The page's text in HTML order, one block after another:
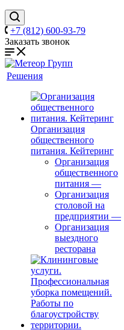
+7 (812) 600-93-79
Заказать звонок
Решения
Организация
общественного
питания. Кейтеринг
Организация
общественного
питания —
Организация
столовой на
предприятии —
Организация
выездного
ресторана